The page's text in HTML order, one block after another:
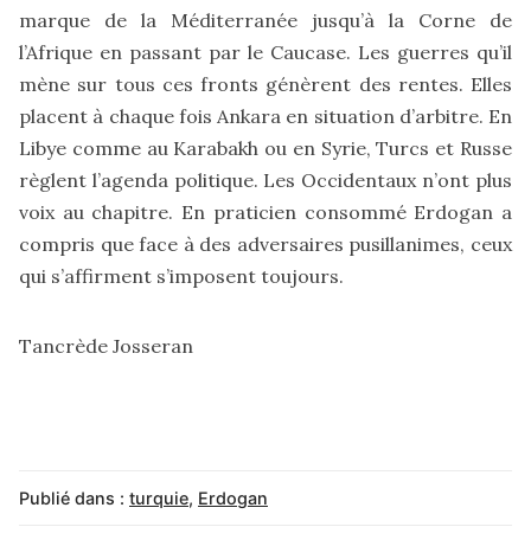
marque de la Méditerranée jusqu’à la Corne de
l’Afrique en passant par le Caucase. Les guerres qu’il
mène sur tous ces fronts génèrent des rentes. Elles
placent à chaque fois Ankara en situation d’arbitre. En
Libye comme au Karabakh ou en Syrie, Turcs et Russe
règlent l’agenda politique. Les Occidentaux n’ont plus
voix au chapitre. En praticien consommé Erdogan a
compris que face à des adversaires pusillanimes, ceux
qui s’affirment s’imposent toujours.
Tancrède Josseran
Publié dans : turquie, Erdogan